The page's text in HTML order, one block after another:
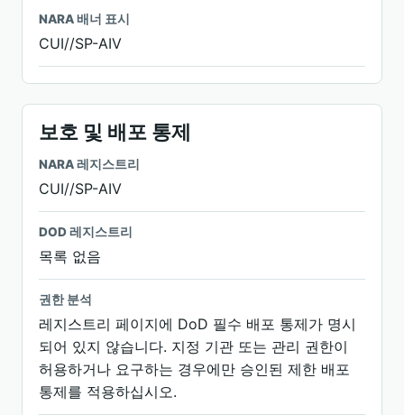
NARA 배너 표시
CUI//SP-AIV
보호 및 배포 통제
NARA 레지스트리
CUI//SP-AIV
DOD 레지스트리
목록 없음
권한 분석
레지스트리 페이지에 DoD 필수 배포 통제가 명시
되어 있지 않습니다. 지정 기관 또는 관리 권한이
허용하거나 요구하는 경우에만 승인된 제한 배포
통제를 적용하십시오.